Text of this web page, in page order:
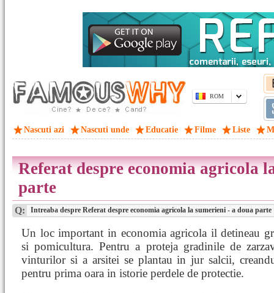
ROM
Nascuti azi Nascuti unde Educatie Filme Liste
Referat despre economia agricola
parte
Q: Intreaba despre Referat despre economia agricola la sumerieni - a doua parte
Un loc important in economia agricola il detineau
si pomicultura. Pentru a proteja gradinile de
vinturilor si a arsitei se plantau in jur salcii,
pentru prima oara in istorie perdele de protectie.